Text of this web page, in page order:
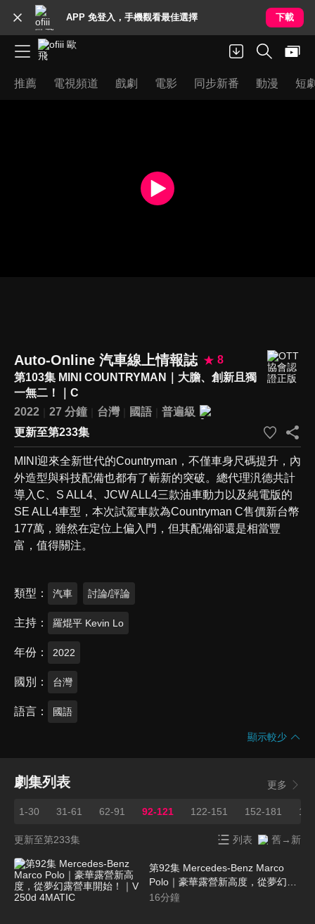
APP 免登入，手機觀看最佳選擇 下載
推薦 電視頻道 戲劇 電影 同步新番 動漫 短
Auto-Online 汽車線上情報誌
8
第103集 MINI COUNTRYMAN｜大膽、創新且獨
一無二！｜C
2022
27 分鐘 台灣 國語
普遍級
更新至第233集
MINI迎來全新世代的Countryman，不僅車身尺碼提升，內
外造型與科技配備也都有了嶄新的突破。總代理汎德共計
導入C、S ALL4、JCW ALL4三款油車動力以及純電版的
SE ALL4車型，本次試駕車款為Countryman C售價新台幣
177萬，雖然在定位上偏入門，但其配備卻還是相當豐
富，值得關注。
類型 汽車 討論/評論
主持 羅焜平 Kevin Lo
年份 2022
國別 台灣
語言 國語
顯示較少
劇集列表 更多
1-30 31-61 62-91 92-121 122-151 152-181
更新至第233集 列表 舊→新
第92集 Mercedes-Benz Marco
Polo｜豪華露營新高度，從夢幻露
營車開始！｜V 250d 4MATIC
16分鐘